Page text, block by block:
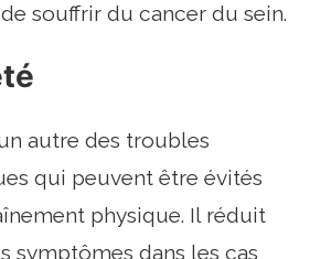
souffrir du cancer du sein.
autre des troubles
qui peuvent être évités
physique. Il réduit
symptômes dans les cas